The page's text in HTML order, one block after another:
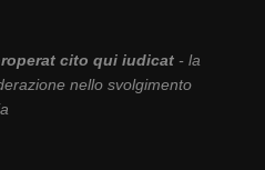
cito qui iudicat- la
nello svolgimento